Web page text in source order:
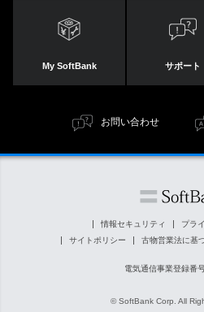
My SoftBank サポート
お問い合わせ
情報セキュリティ
プラ
サイトポリシー
古物営業法に基
電気通信事業登録番
© SoftBank Corp. All